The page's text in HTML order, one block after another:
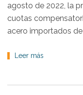
agosto de 2022, la
cuotas
acero importados de
Leer más